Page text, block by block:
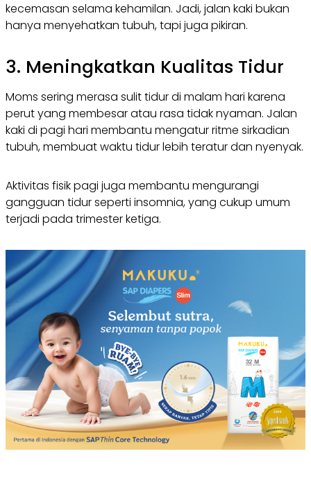
kecemasan selama kehamilan. Jadi, jalan kaki bukan
hanya menyehatkan tubuh, tapi juga pikiran.
3. Meningkatkan Kualitas Tidur
Moms sering merasa sulit tidur di malam hari karena
perut yang membesar atau rasa tidak nyaman. Jalan
kaki di pagi hari membantu mengatur ritme sirkadian
tubuh, membuat waktu tidur lebih teratur dan nyenyak.
Aktivitas fisik pagi juga membantu mengurangi
gangguan tidur seperti insomnia, yang cukup umum
terjadi pada trimester ketiga.